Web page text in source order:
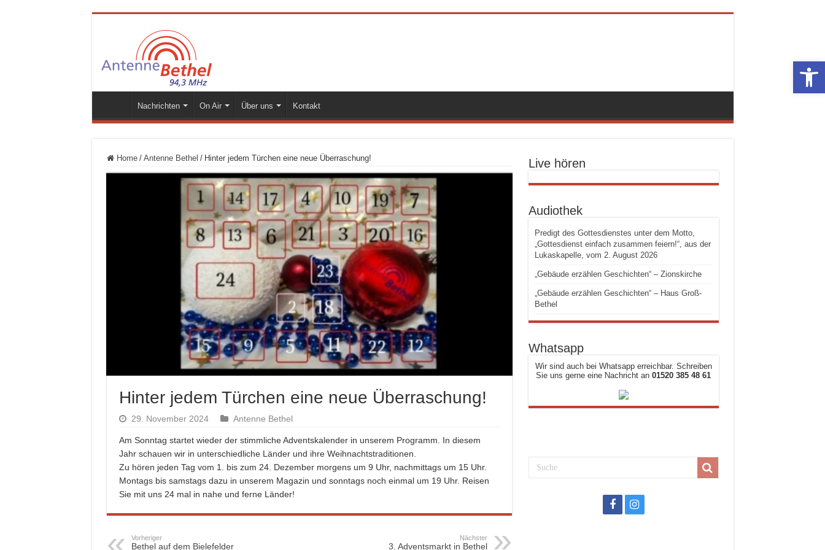
Nachrichten On Air Über uns Kontakt
Home / Antenne Bethel / Hinter jedem Türchen eine neue Überraschung!
Hinter jedem Türchen eine neue Überraschung!
29. November 2024 Antenne Bethel
Am Sonntag startet wieder der stimmliche Adventskalender in unserem Programm. In diesem
Jahr schauen wir in unterschiedliche Länder und ihre Weihnachtstraditionen.
Zu hören jeden Tag vom 1. bis zum 24. Dezember morgens um 9 Uhr, nachmittags um 15 Uhr.
Montags bis samstags dazu in unserem Magazin und sonntags noch einmal um 19 Uhr. Reisen
Sie mit uns 24 mal in nahe und ferne Länder!
Vorheriger
Bethel auf dem Bielefelder
Nächster
3. Adventsmarkt in Bethel
Live hören
Audiothek
Predigt des Gottesdienstes unter dem Motto,
„Gottesdienst einfach zusammen feiern!“, aus der
Lukaskapelle, vom 2. August 2026
„Gebäude erzählen Geschichten“ – Zionskirche
„Gebäude erzählen Geschichten“ – Haus Groß-
Bethel
Whatsapp
Wir sind auch bei Whatsapp erreichbar. Schreiben
Sie uns gerne eine Nachricht an 01520 385 48 61